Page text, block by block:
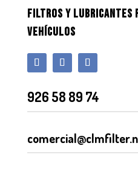
FILTROS Y LUBRICANTES
VEHÍCULOS
926 58 89 74